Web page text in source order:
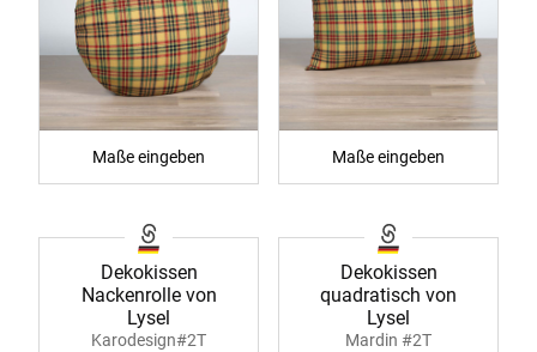
Maße eingeben Maße eingeben
Dekokissen
Nackenrolle von
Lysel
Karodesign#2T
Dekokissen
quadratisch von
Lysel
Mardin #2T